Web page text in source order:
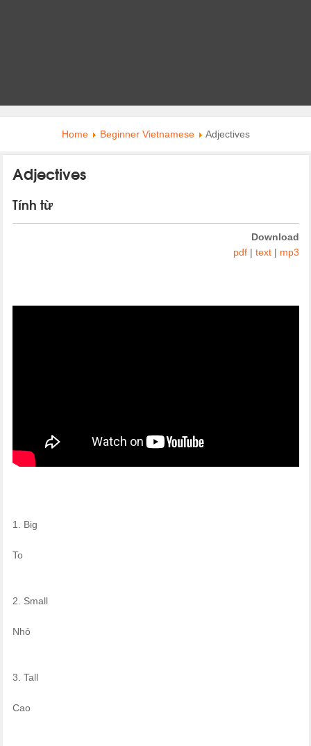
Home Beginner Vietnamese Adjectives
Adjectives
Tính từ
Download
pdf| text| mp3
1. Big
To
2. Small
Nhỏ
3. Tall
Cao